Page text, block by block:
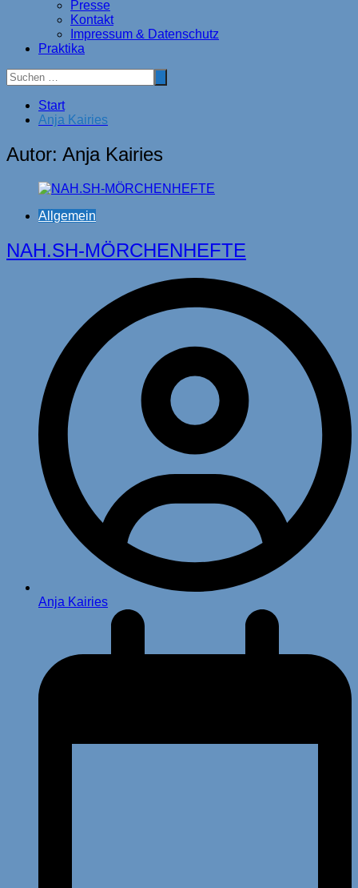
Presse
Kontakt
Impressum & Datenschutz
Praktika
Start
Anja Kairies
Autor: Anja Kairies
Allgemein
NAH.SH-MÖRCHENHEFTE
Anja Kairies